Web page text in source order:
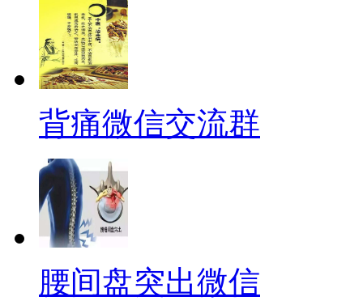
背痛微信交流群
腰间盘突出微信